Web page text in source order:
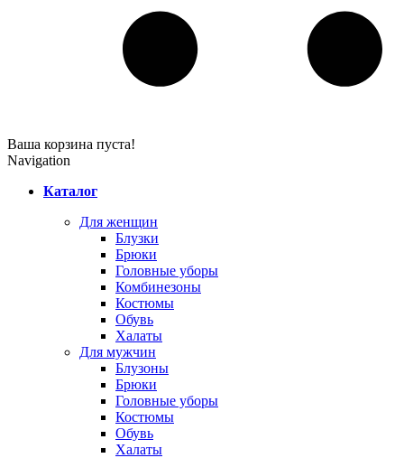
Ваша корзина пуста!
Navigation
Каталог
Для женщин
Блузки
Брюки
Головные уборы
Комбинезоны
Костюмы
Обувь
Халаты
Для мужчин
Блузоны
Брюки
Головные уборы
Костюмы
Обувь
Халаты